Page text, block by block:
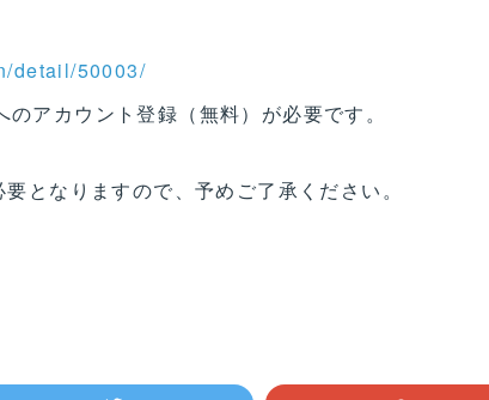
detail/50003/
アカウント登録（無料）が必要です。
となりますので、予めご了承ください。